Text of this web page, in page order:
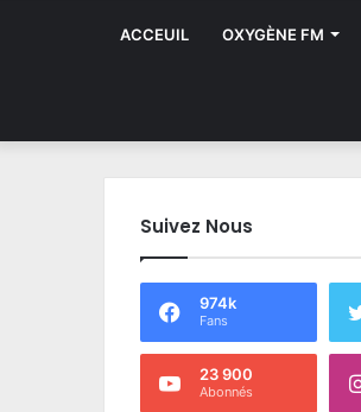
ACCEUIL OXYGÈNE FM
Suivez Nous
974k
Fans
23 900
Abonnés